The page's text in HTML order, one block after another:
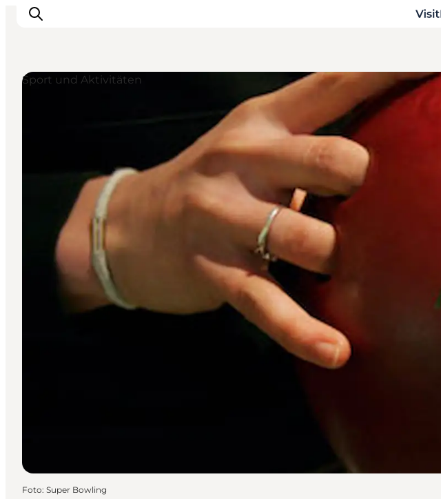
Unterkünfte
Reiseplanung
Sport und Aktivitäten
Foto: Super Bowling